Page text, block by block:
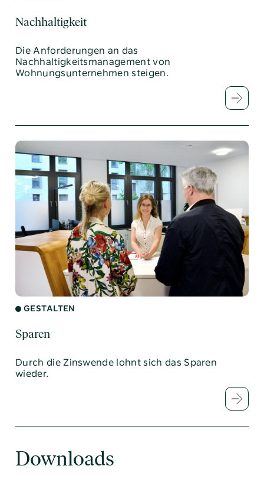
Nachhaltigkeit
Die Anforderungen an das
Nachhaltigkeitsmanagement von
Wohnungsunternehmen steigen.
GESTALTEN
Sparen
Durch die Zinswende lohnt sich das Sparen
wieder.
Downloads